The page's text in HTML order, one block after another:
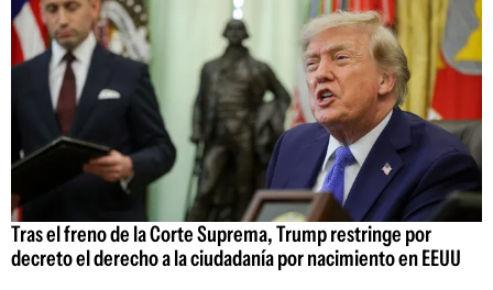
Tras el freno de la Corte Suprema, Trump restringe por
decreto el derecho a la ciudadanía por nacimiento en EEUU